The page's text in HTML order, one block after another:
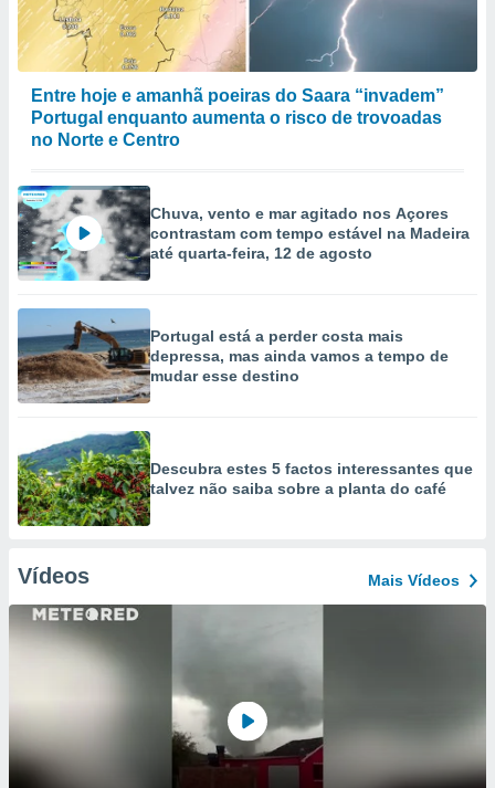
Entre hoje e amanhã poeiras do Saara “invadem”
Portugal enquanto aumenta o risco de trovoadas
no Norte e Centro
Chuva, vento e mar agitado nos Açores
contrastam com tempo estável na Madeira
até quarta-feira, 12 de agosto
Portugal está a perder costa mais
depressa, mas ainda vamos a tempo de
mudar esse destino
Descubra estes 5 factos interessantes que
talvez não saiba sobre a planta do café
Vídeos Mais Vídeos